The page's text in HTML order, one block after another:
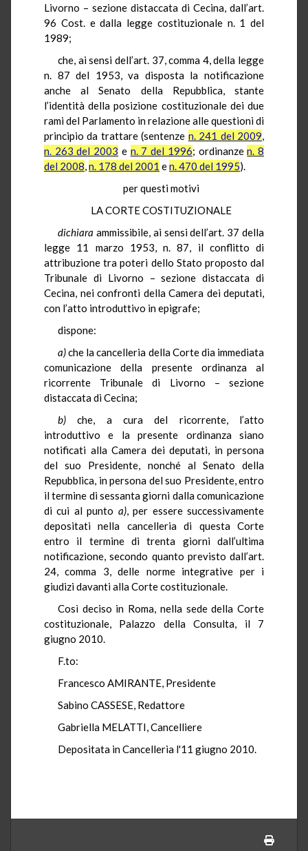
Livorno – sezione distaccata di Cecina, dall’art.
96 Cost. e dalla legge costituzionale n. 1 del
1989;
che, ai sensi dell’art. 37, comma 4, della legge
n. 87 del 1953, va disposta la notificazione
anche al Senato della Repubblica, stante
l’identità della posizione costituzionale dei due
rami del Parlamento in relazione alle questioni di
principio da trattare (sentenze n. 241 del 2009,
n. 263 del 2003 e n. 7 del 1996; ordinanzen. 8
del 2008,n. 178 del 2001 en. 470 del 1995).
per questi motivi
LA CORTE COSTITUZIONALE
dichiara ammissibile, ai sensi dell’art. 37 della
legge 11 marzo 1953, n. 87, il conflitto di
attribuzione tra poteri dello Stato proposto dal
Tribunale di Livorno – sezione distaccata di
Cecina, nei confronti della Camera dei deputati,
con l’atto introduttivo in epigrafe;
dispone:
a)che la cancelleria della Corte dia immediata
comunicazione della presente ordinanza al
ricorrente Tribunale di Livorno – sezione
distaccata di Cecina;
b) che, a cura del ricorrente, l’atto
introduttivo e la presente ordinanza siano
notificati alla Camera dei deputati, in persona
del suo Presidente, nonché al Senato della
Repubblica, in persona del suo Presidente, entro
il termine di sessanta giorni dalla comunicazione
di cui al punto a), per essere successivamente
depositati nella cancelleria di questa Corte
entro il termine di trenta giorni dall’ultima
notificazione, secondo quanto previsto dall’art.
24, comma 3, delle norme integrative per i
giudizi davanti alla Corte costituzionale.
Così deciso in Roma, nella sede della Corte
costituzionale, Palazzo della Consulta, il 7
giugno 2010.
F.to:
Francesco AMIRANTE, Presidente
Sabino CASSESE, Redattore
Gabriella MELATTI, Cancelliere
Depositata in Cancelleria l'11 giugno 2010.